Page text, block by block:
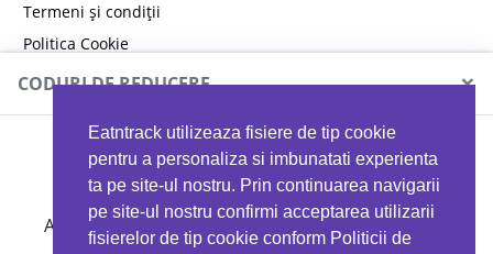
Eatntrack utilizeaza fisiere de tip cookie
pentru a personaliza si imbunatati experienta
ta pe site-ul nostru. Prin continuarea navigarii
pe site-ul nostru confirmi acceptarea utilizarii
fisierelor de tip cookie conform Politicii de
Termeni și condiții
Politica Cookie
Politica de confidențialitate
CODURI DE REDUCERE ×
MYPROTEIN
Ai 40%reducere la orice comandă folosind codul